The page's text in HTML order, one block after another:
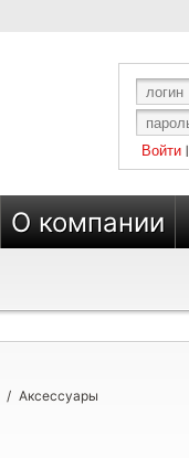
О компании
/ Аксессуары